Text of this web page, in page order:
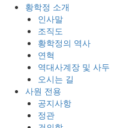
황학정 소개
인사말
조직도
황학정의 역사
연혁
역대사계장 및 사두
오시는 길
사원 전용
공지사항
정관